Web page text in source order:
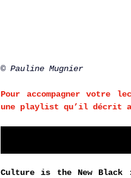
© Pauline Mugnier
Pour accompagner votre
Culture is the New